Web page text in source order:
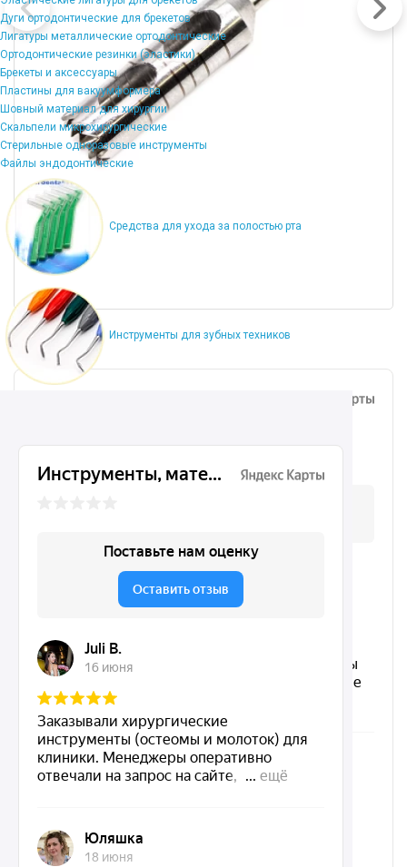
Дуги ортодонтические для брекетов
Лигатуры металлические ортодонтические
Ортодонтические резинки (эластики)
Брекеты и аксессуары
Пластины для вакуумформера
Шовный материал для хирургии
Скальпели микрохирургические
Стерильные одноразовые инструменты
Файлы эндодонтические
Средства для ухода за полостью рта
Инструменты для зубных техников